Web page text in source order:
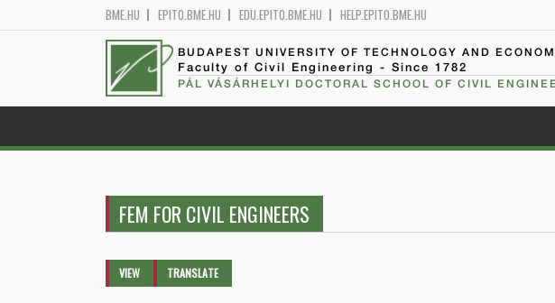
BME.HU EPITO.BME.HU EDU.EPITO.BME.HU HELP.EPITO.BME.HU
BUDAPEST UNIVERSITY OF TECHNOLOGY AND
Faculty of Civil Engineering - Since 1782
PÁL VÁSÁRHELYI DOCTORAL SCHOOL OF CIVIL
FEM FOR CIVIL ENGINEERS
Primary tabs
VIEW (ACTIVETRANSLATE